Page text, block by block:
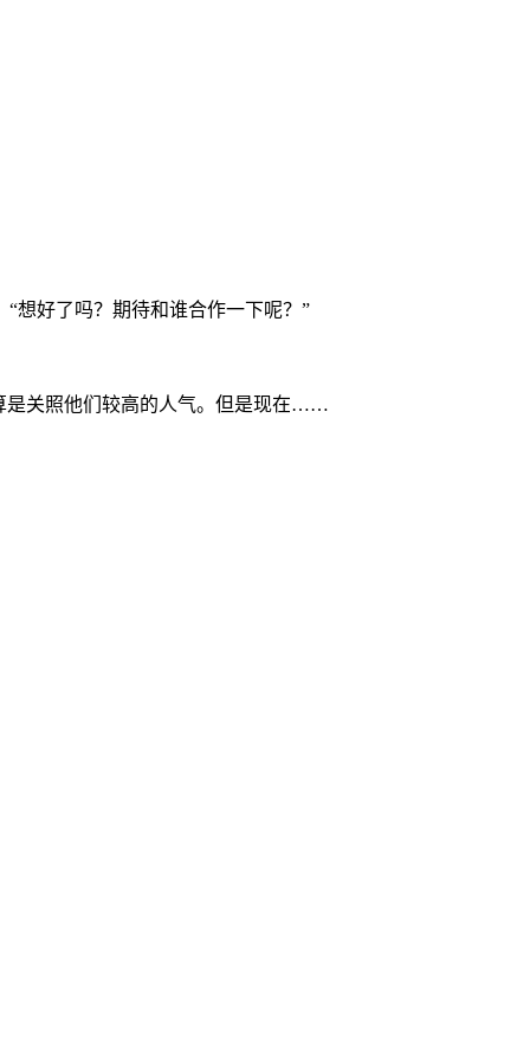
想好了吗？期待和谁合作一下呢？”
是关照他们较高的人气。但是现在……